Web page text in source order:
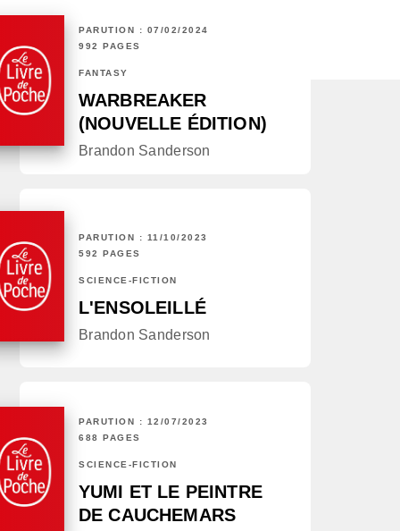
PARUTION : 07/02/2024
992 PAGES
FANTASY
WARBREAKER
(NOUVELLE ÉDITION)
Brandon Sanderson
PARUTION : 11/10/2023
592 PAGES
SCIENCE-FICTION
L'ENSOLEILLÉ
Brandon Sanderson
PARUTION : 12/07/2023
688 PAGES
SCIENCE-FICTION
YUMI ET LE PEINTRE
DE CAUCHEMARS